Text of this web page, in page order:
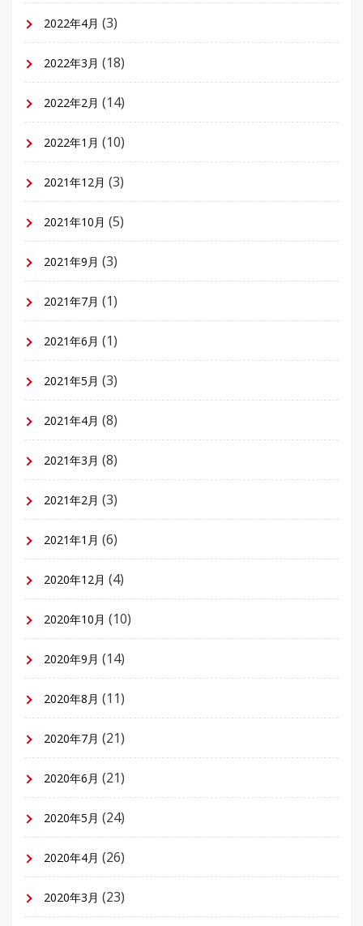
2022年4月 (3)
2022年3月 (18)
2022年2月 (14)
2022年1月 (10)
2021年12月 (3)
2021年10月 (5)
2021年9月 (3)
2021年7月 (1)
2021年6月 (1)
2021年5月 (3)
2021年4月 (8)
2021年3月 (8)
2021年2月 (3)
2021年1月 (6)
2020年12月 (4)
2020年10月 (10)
2020年9月 (14)
2020年8月 (11)
2020年7月 (21)
2020年6月 (21)
2020年5月 (24)
2020年4月 (26)
2020年3月 (23)